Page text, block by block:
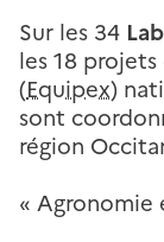
Sur les 34
les 18 projets
(Equipex)
sont
région
« Agronomie